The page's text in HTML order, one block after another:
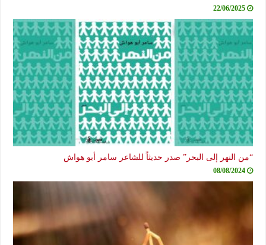
22/06/2025
“من النهر إلى البحر” صدر حديثاً للشاعر سامر أبو هواش
08/08/2024